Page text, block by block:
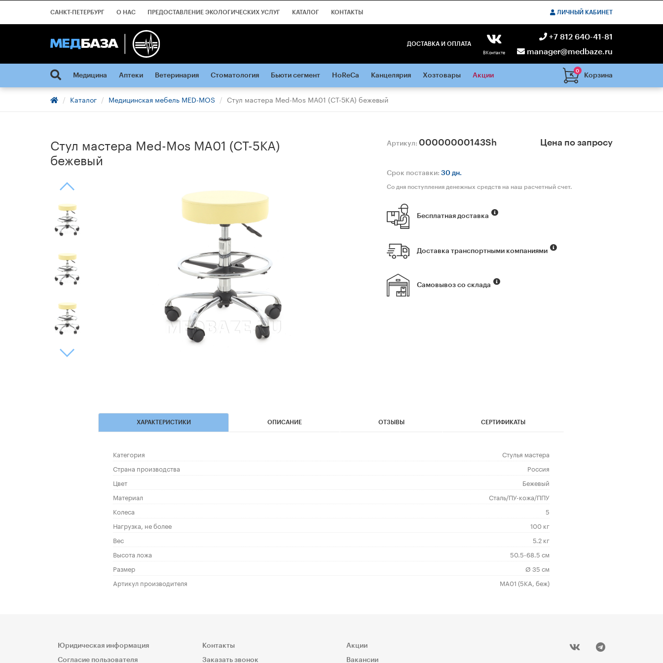
САНКТ-ПЕТЕРБУРГ О НАС ПРЕДОСТАВЛЕНИЕ ЭКОЛОГИЧЕСКИХ УСЛУГ КАТАЛОГ КОНТАКТЫ ЛИЧНЫЙ КАБИНЕТ
ДОСТАВКА И ОПЛАТА
ВКонтакте
+7 812 640-41-81
manager@medbaze.ru
0
Корзина
Медицина Аптеки Ветеринария Стоматология Бьюти сегмент HoReCa Канцелярия Хозтовары Акции
Каталог Медицинская мебель MED-MOS Стул мастера Med-Mos МА01 (СТ-5КА) бежевый
Стул мастера Med-Mos МА01 (СТ-5КА)
бежевый
Артикул: 00000000143Sh Цена по запросу
Срок поставки:30 дн.
Со дня поступления денежных средств на наш расчетный счет.
Бесплатная доставка
Доставка транспортными компаниями
Самовывоз со склада
ХАРАКТЕРИСТИКИ ОПИСАНИЕ ОТЗЫВЫ СЕРТИФИКАТЫ
Категория
Стулья мастера
Страна производства
Россия
Цвет
Бежевый
Материал
Сталь/ПУ-кожа/ППУ
Колеса
5
Нагрузка, не более
100 кг
Вес
5.2 кг
Высота ложа
50.5-68.5 см
Размер
Ø 35 см
Артикул производителя
MA01 (5КА, беж)
Юридическая информация
Согласие пользователя
Контакты
Заказать звонок
Акции
Вакансии